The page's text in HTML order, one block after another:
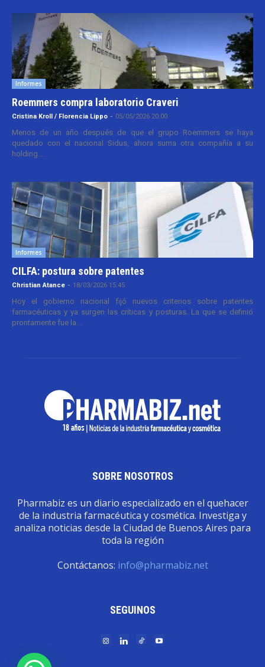
Informes
Roemmers compra laboratorio Craveri
Cristina Kroll / Florencia Lippo - 05/05/2026 20:00
Menos de un año después de que el grupo Roemmers se haya
quedado con el nacional Sidus, ahora suma otra compañía a su
holding....
Informes
CILFA: postura sobre patentes
Christian Atance - 18/03/2026 15:45
Hoy el gobierno nacional fijó nuevos criterios sobre patentes
farmacéuticas y ya surgen las críticas y posturas. La que se definió
prontamente fue la...
SOBRE NOSOTROS
Pharmabiz es un diario especializado en el quehacer
de la industria farmacéutica y cosmética. Investiga y
analiza noticias desde la Ciudad de Buenos Aires para
toda la región
Contáctanos: info@pharmabiz.net
SEGUINOS